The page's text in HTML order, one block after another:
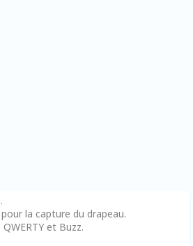
la capture du drapeau.
et Buzz.